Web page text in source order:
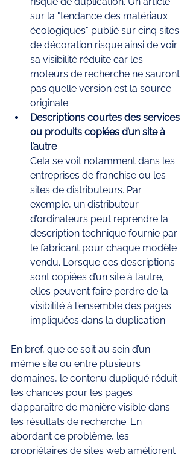
sur la "tendance des matériaux
écologiques" publié sur cinq sites
de décoration risque ainsi de voir
sa visibilité réduite car les
moteurs de recherche ne sauront
pas quelle version est la source
originale.
Descriptions courtes des services
ou produits copiées d’un site à
l’autre :
Cela se voit notamment dans les
entreprises de franchise ou les
sites de distributeurs. Par
exemple, un distributeur
d’ordinateurs peut reprendre la
description technique fournie par
le fabricant pour chaque modèle
vendu. Lorsque ces descriptions
sont copiées d’un site à l’autre,
elles peuvent faire perdre de la
visibilité à l'ensemble des pages
impliquées dans la duplication.
En bref, que ce soit au sein d’un
même site ou entre plusieurs
domaines, le contenu dupliqué réduit
les chances pour les pages
d’apparaître de manière visible dans
les résultats de recherche. En
abordant ce problème, les
propriétaires de sites web améliorent